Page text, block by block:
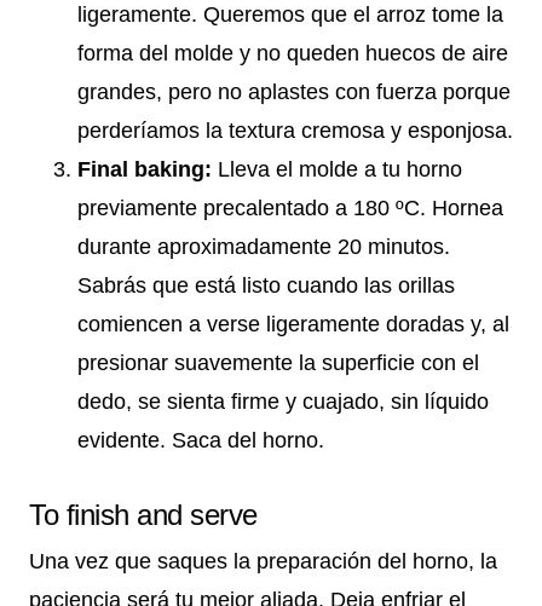
ligeramente. Queremos que el arroz tome la
forma del molde y no queden huecos de aire
grandes, pero no aplastes con fuerza porque
perderíamos la textura cremosa y esponjosa.
Final baking: Lleva el molde a tu horno
previamente precalentado a 180 ºC. Hornea
durante aproximadamente 20 minutos.
Sabrás que está listo cuando las orillas
comiencen a verse ligeramente doradas y, al
presionar suavemente la superficie con el
dedo, se sienta firme y cuajado, sin líquido
evidente. Saca del horno.
To finish and serve
Una vez que saques la preparación del horno, la
paciencia será tu mejor aliada. Deja enfriar el